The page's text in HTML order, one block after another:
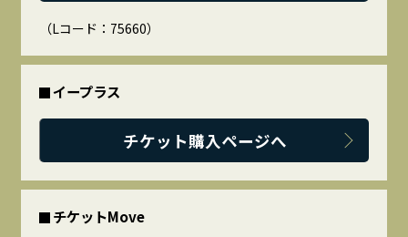
（Lコード：75660）
イープラス
チケット購入ページへ
チケットMove